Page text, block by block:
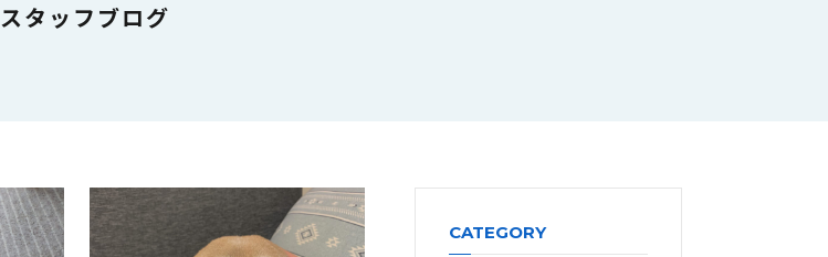
スタッフブログ
CATEGORY